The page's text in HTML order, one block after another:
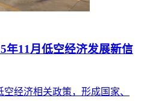
年11月低空经济发展新信
经济相关政策，形成国家、